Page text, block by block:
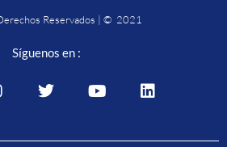
Reservados | © 2021
Síguenos en :